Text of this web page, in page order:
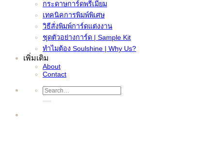
กระดาษการ์ดพรีเมี่ยม
เทคนิคการพิมพ์พิเศษ
วิธีสั่งพิมพ์การ์ดแต่งงาน
ชุดตัวอย่างการ์ด | Sample Kit
ทำไมต้อง Soulshine | Why Us?
เพิ่มเติม
About
Contact
Search
for: